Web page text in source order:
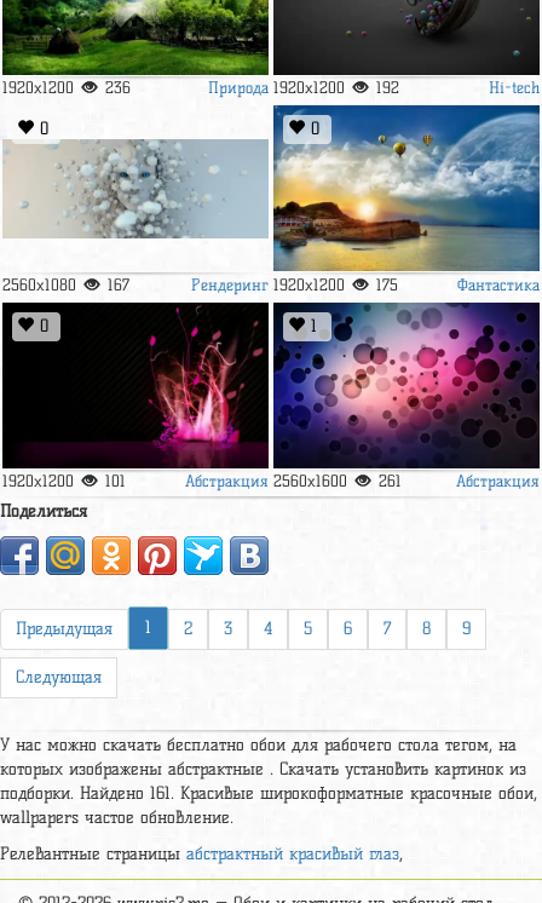
1920x1200 236 Природа 1920x1200 192 Hi-tech
0
2560x1080 167 Рендеринг
0
1920x1200 175 Фантастика
0
1920x1200 101 Абстракция
1
2560x1600 261 Абстракция
Поделиться
Предыдущая 1 2 3 4 5 6 7 8 9
Следующая
У нас можно скачать бесплатно обои для рабочего стола тегом, на
которых изображены абстрактные . Скачать установить картинок из
подборки. Найдено 161. Красивые широкоформатные красочные обои,
wallpapers частое обновление.
Релевантные страницы абстрактный красивый глаз,